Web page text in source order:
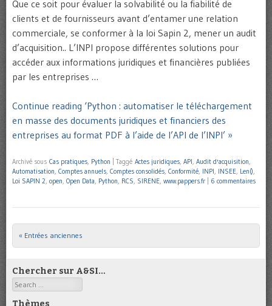
Que ce soit pour évaluer la solvabilité ou la fiabilité de
clients et de fournisseurs avant d’entamer une relation
commerciale, se conformer à la loi Sapin 2, mener un audit
d’acquisition.. L’INPI propose différentes solutions pour
accéder aux informations juridiques et financières publiées
par les entreprises …
Continue reading ‘Python : automatiser le téléchargement
en masse des documents juridiques et financiers des
entreprises au format PDF à l’aide de l’API de l’INPI’ »
Archivé sous Cas pratiques, Python Taggé Actes juridiques, API, Audit d'acquisition,
Automatisation, Comptes annuels, Comptes consolidés, Conformité, INPI, INSEE, Len(),
Loi SAPIN 2, open, Open Data, Python, RCS, SIRENE, www.pappers.fr 6 commentaires
Post navigation
« Entrées anciennes
Chercher sur A&SI…
Search
Thèmes